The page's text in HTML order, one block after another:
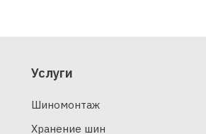
Услуги
Шиномонтаж
Хранение шин